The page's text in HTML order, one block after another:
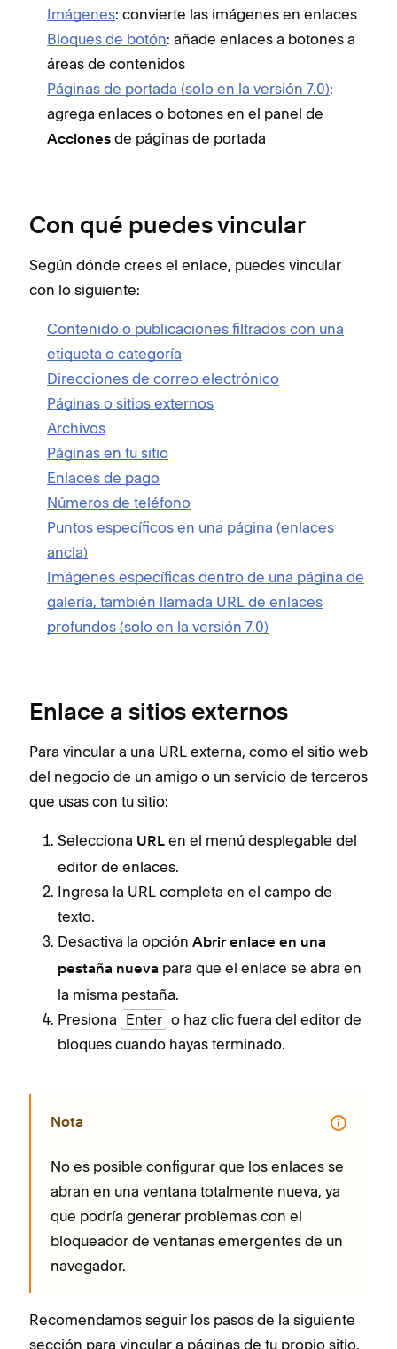
Imágenes: convierte las imágenes en enlaces
Bloques de botón: añade enlaces a botones a
áreas de contenidos
Páginas de portada (solo en la versión 7.0):
agrega enlaces o botones en el panel de
Acciones de páginas de portada
Con qué puedes vincular
Según dónde crees el enlace, puedes vincular
con lo siguiente:
Contenido o publicaciones filtrados con una
etiqueta o categoría
Direcciones de correo electrónico
Páginas o sitios externos
Archivos
Páginas en tu sitio
Enlaces de pago
Números de teléfono
Puntos específicos en una página (enlaces
ancla)
Imágenes específicas dentro de una página de
galería, también llamada URL de enlaces
profundos (solo en la versión 7.0)
Enlace a sitios externos
Para vincular a una URL externa, como el sitio web
del negocio de un amigo o un servicio de terceros
que usas con tu sitio:
Selecciona URL en el menú desplegable del
editor de enlaces.
Ingresa la URL completa en el campo de
texto.
Desactiva la opción Abrir enlace en una
pestaña nueva para que el enlace se abra en
la misma pestaña.
Presiona Enter o haz clic fuera del editor de
bloques cuando hayas terminado.
Nota
No es posible configurar que los enlaces se
abran en una ventana totalmente nueva, ya
que podría generar problemas con el
bloqueador de ventanas emergentes de un
navegador.
Recomendamos seguir los pasos de la siguiente
sección para vincular a páginas de tu propio sitio,